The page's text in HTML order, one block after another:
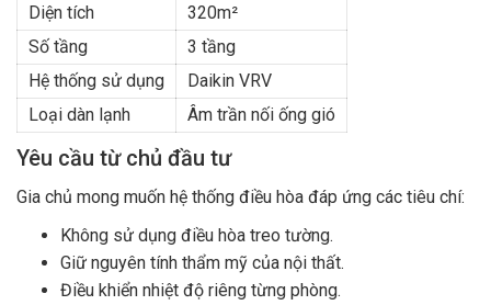
Diện tích
320m²
Số tầng
3 tầng
Hệ thống sử dụng
Daikin VRV
Loại dàn lạnh
Âm trần nối ống gió
Yêu cầu từ chủ đầu tư
Gia chủ mong muốn hệ thống điều hòa đáp ứng các tiêu chí:
Không sử dụng điều hòa treo tường.
Giữ nguyên tính thẩm mỹ của nội thất.
Điều khiển nhiệt độ riêng từng phòng.